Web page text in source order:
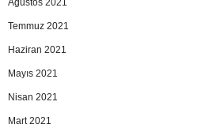
Ağustos 2021
Temmuz 2021
Haziran 2021
Mayıs 2021
Nisan 2021
Mart 2021